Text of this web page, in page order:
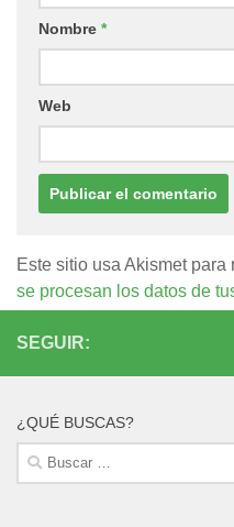
Nombre *
Web
Este sitio usa Akismet para
se procesan los datos de
SEGUIR:
¿QUÉ BUSCAS?
Buscar: